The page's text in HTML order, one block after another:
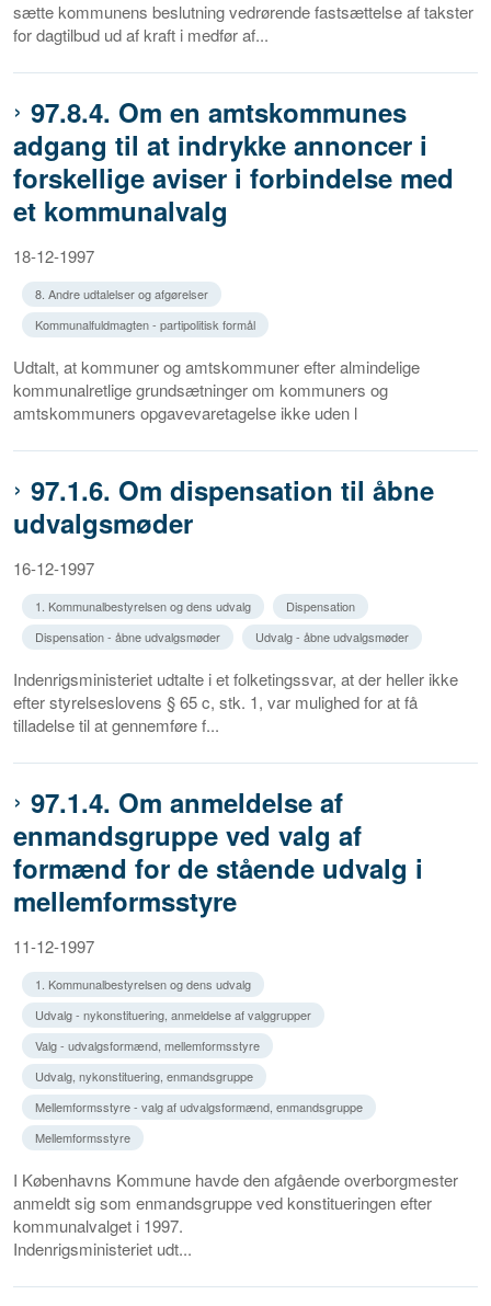
sætte kommunens beslutning vedrørende fastsættelse af takster
for dagtilbud ud af kraft i medfør af...
97.8.4. Om en amtskommunes
adgang til at indrykke annoncer i
forskellige aviser i forbindelse med
et kommunalvalg
18-12-1997
8. Andre udtalelser og afgørelser
Kommunalfuldmagten - partipolitisk formål
Udtalt, at kommuner og amtskommuner efter almindelige
kommunalretlige grundsætninger om kommuners og
amtskommuners opgavevaretagelse ikke uden l
97.1.6. Om dispensation til åbne
udvalgsmøder
16-12-1997
1. Kommunalbestyrelsen og dens udvalg
Dispensation
Dispensation - åbne udvalgsmøder
Udvalg - åbne udvalgsmøder
Indenrigsministeriet udtalte i et folketingssvar, at der heller ikke
efter styrelseslovens § 65 c, stk. 1, var mulighed for at få
tilladelse til at gennemføre f...
97.1.4. Om anmeldelse af
enmandsgruppe ved valg af
formænd for de stående udvalg i
mellemformsstyre
11-12-1997
1. Kommunalbestyrelsen og dens udvalg
Udvalg - nykonstituering, anmeldelse af valggrupper
Valg - udvalgsformænd, mellemformsstyre
Udvalg, nykonstituering, enmandsgruppe
Mellemformsstyre - valg af udvalgsformænd, enmandsgruppe
Mellemformsstyre
I Københavns Kommune havde den afgående overborgmester
anmeldt sig som enmandsgruppe ved konstitueringen efter
kommunalvalget i 1997.
Indenrigsministeriet udt...